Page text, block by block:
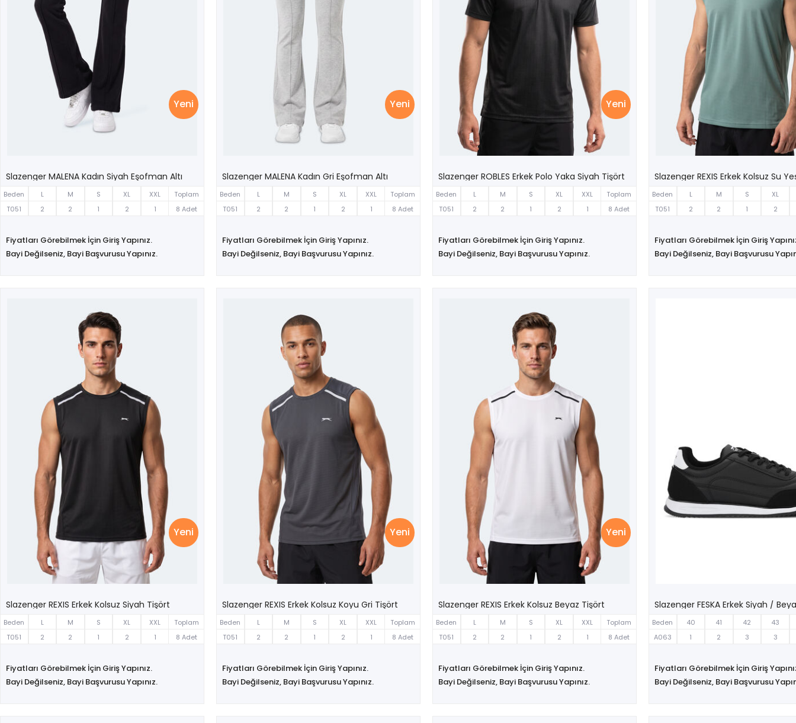
Yeni
Slazenger MALENA Kadın Siyah Eşofman Altı
Beden L M S XL XXL
Toplam
T051
2 2 1 2 1 8 Adet
Fiyatları Görebilmek İçin Giriş Yapınız.
Bayi Değilseniz, Bayi Başvurusu Yapınız.
Yeni
Slazenger MALENA Kadın Gri Eşofman Altı
Beden L M S XL XXL
Toplam
T051
2 2 1 2 1 8 Adet
Fiyatları Görebilmek İçin Giriş Yapınız.
Bayi Değilseniz, Bayi Başvurusu Yapınız.
Yeni
Slazenger ROBLES Erkek Polo Yaka Siyah Tişört
Beden L M S XL XXL
Toplam
T051
2 2 1 2 1 8 Adet
Fiyatları Görebilmek İçin Giriş Yapınız.
Bayi Değilseniz, Bayi Başvurusu Yapınız.
Slazenger REXIS Erkek Kolsuz Su
Beden L M S
XL
T051
2 2 1 2
Fiyatları Görebilmek İçin Giriş
Bayi Değilseniz, Bayi Başvurusu
Yeni
Slazenger REXIS Erkek Kolsuz Siyah Tişört
Beden L M S XL XXL
Toplam
T051
2 2 1 2 1 8 Adet
Fiyatları Görebilmek İçin Giriş Yapınız.
Bayi Değilseniz, Bayi Başvurusu Yapınız.
Yeni
Slazenger REXIS Erkek Kolsuz Koyu Gri Tişört
Beden L M S XL XXL
Toplam
T051
2 2 1 2 1 8 Adet
Fiyatları Görebilmek İçin Giriş Yapınız.
Bayi Değilseniz, Bayi Başvurusu Yapınız.
Yeni
Slazenger REXIS Erkek Kolsuz Beyaz Tişört
Beden L M S XL XXL
Toplam
T051
2 2 1 2 1 8 Adet
Fiyatları Görebilmek İçin Giriş Yapınız.
Bayi Değilseniz, Bayi Başvurusu Yapınız.
Beden 40 41 42
43
A063
1 2 3 3
Fiyatları Görebilmek İçin Giriş
Bayi Değilseniz, Bayi Başvurusu